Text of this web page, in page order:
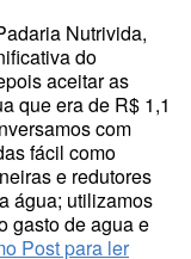
Nutrivida,
do
aceitar as
que era de R$ 1,1
com
fácil como
e redutores
água; utilizamos
gasto de agua e
Post para ler